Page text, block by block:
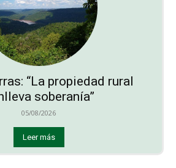
“La propiedad rural
soberanía”
05/08/2026
Leer más